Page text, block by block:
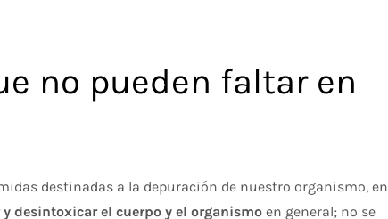
no pueden faltar en
destinadas a la depuración de nuestro organismo, en
desintoxicar el cuerpo y el organismo en general; no se